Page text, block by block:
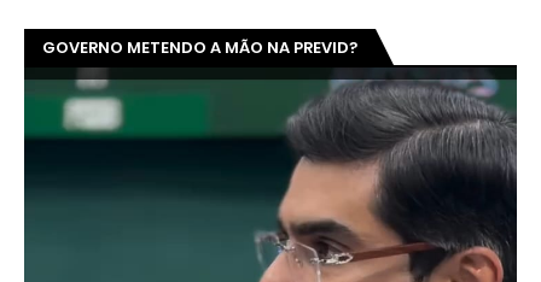
GOVERNO METENDO A MÃO NA PREVID?